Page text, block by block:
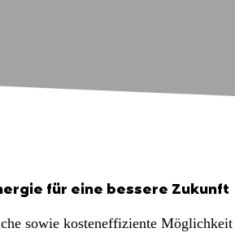
für eine bessere Zukunft
sowie kosteneffiziente